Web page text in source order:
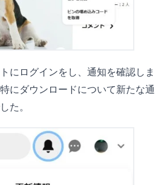
にログインをし、通知を確認しま
にダウンロードについて新たな通
た。